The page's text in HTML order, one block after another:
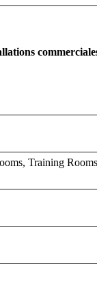
Training Rooms